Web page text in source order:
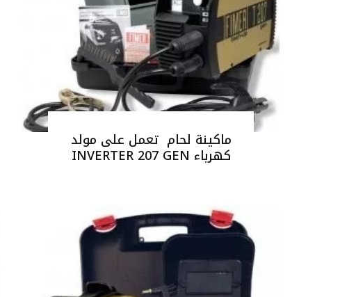
ماكينة لحام تعمل على مولد
كهرباء INVERTER 207 GEN